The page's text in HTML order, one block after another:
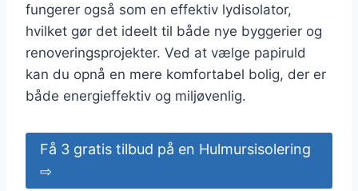
fungerer også som en effektiv lydisolator,
hvilket gør det ideelt til både nye byggerier og
renoveringsprojekter. Ved at vælge papiruld
kan du opnå en mere komfortabel bolig, der er
både energieffektiv og miljøvenlig.
Få 3 gratis tilbud på en Hulmursisolering
⇨